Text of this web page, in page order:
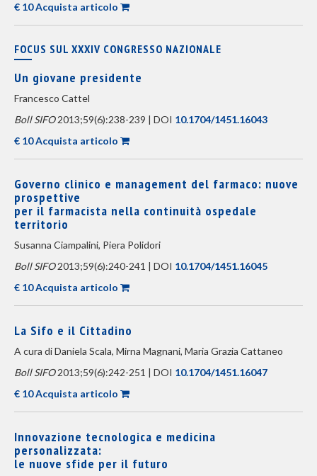
€ 10 Acquista articolo
FOCUS SUL XXXIV CONGRESSO NAZIONALE
Un giovane presidente
Francesco Cattel
Boll SIFO2013;59(6):238-239 | DOI 10.1704/1451.16043
€ 10 Acquista articolo
Governo clinico e management del farmaco: nuove
prospettive
per il farmacista nella continuità ospedale
territorio
Susanna Ciampalini, Piera Polidori
Boll SIFO2013;59(6):240-241 | DOI 10.1704/1451.16045
€ 10 Acquista articolo
La Sifo e il Cittadino
A cura di Daniela Scala, Mirna Magnani, Maria Grazia Cattaneo
Boll SIFO2013;59(6):242-251 | DOI 10.1704/1451.16047
€ 10 Acquista articolo
Innovazione tecnologica e medicina
personalizzata:
le nuove sfide per il futuro